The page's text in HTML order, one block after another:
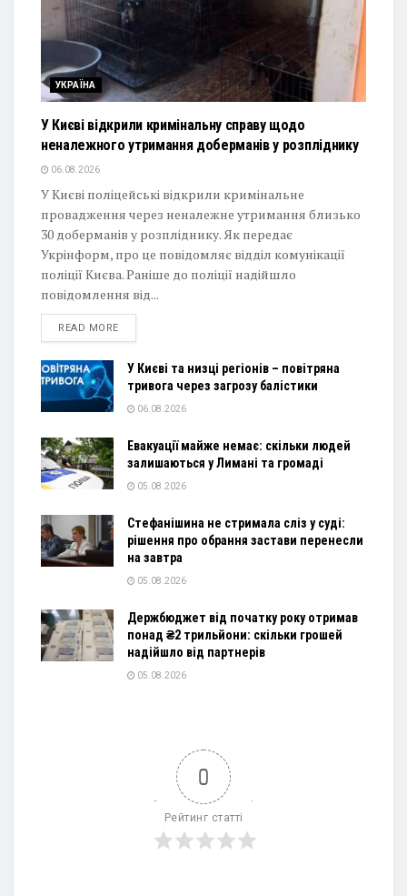
УКРАЇНА
У Києві відкрили кримінальну справу щодо
неналежного утримання доберманів у розпліднику
06.08.2026
У Києві поліцейські відкрили кримінальне
провадження через неналежне утримання близько
30 доберманів у розпліднику. Як передає
Укрінформ, про це повідомляє відділ комунікації
поліції Києва. Раніше до поліції надійшло
повідомлення від...
READ MOREDETAILS
У Києві та низці регіонів – повітряна
тривога через загрозу балістики
06.08.2026
Евакуації майже немає: скільки людей
залишаються у Лимані та громаді
05.08.2026
Стефанішина не стримала сліз у суді:
рішення про обрання застави перенесли
на завтра
05.08.2026
Держбюджет від початку року отримав
понад ₴2 трильйони: скільки грошей
надійшло від партнерів
05.08.2026
0
Рейтинг статті